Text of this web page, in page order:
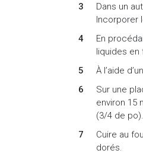
Dans un
Incorporer
En
liquides en
À l’aide
Sur une
environ 15
(3/4 de po).
Cuire au
dorés.